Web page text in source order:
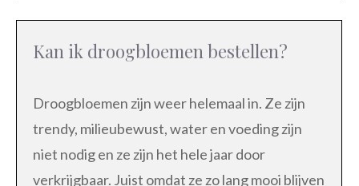
Kan ik droogbloemen bestellen?
Droogbloemen zijn weer helemaal in. Ze zijn
trendy, milieubewust, water en voeding zijn
niet nodig en ze zijn het hele jaar door
verkrijgbaar. Juist omdat ze zo lang mooi blijven